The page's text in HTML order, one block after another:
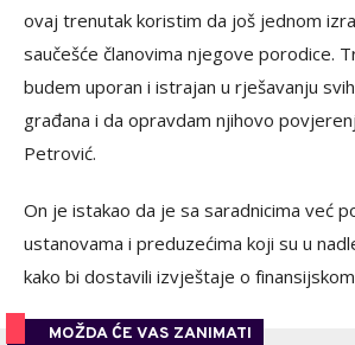
ovaj trenutak koristim da još jednom
saučešće članovima njegove porodice.
budem uporan i istrajan u rješavanju
građana i da opravdam njihovo
Petrović.
On je istakao da je sa saradnicima već
ustanovama i preduzećima koji su u
kako bi dostavili izvještaje o
MOŽDA ĆE VAS ZANIMATI